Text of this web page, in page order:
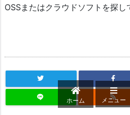
OSSまたはクラウドソフトを探し
ホーム メニュー